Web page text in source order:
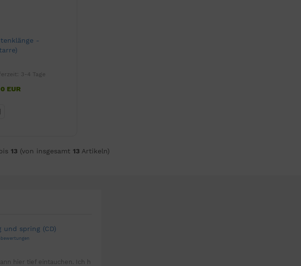
-
3-4 Tage
EUR
13 (von insgesamt 13 Artikeln)
und spring (CD)
hier tief eintauchen. Ich h